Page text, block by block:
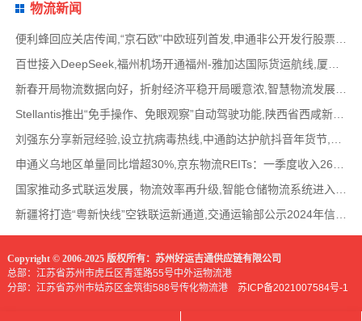
物流新闻
便利蜂回应关店传闻,“京石欧”中欧班列首发,申通非公开发行股票方案失效,老挝中通和老挝
百世接入DeepSeek,福州机场开通福州-雅加达国际货运航线,厦门拟立法保障网约配送员劳动权益
新春开局物流数据向好，折射经济平稳开局暖意浓,智慧物流发展迅猛，新一代信息技术深度融
Stellantis推出“免手操作、免眼观察”自动驾驶功能,陕西省西咸新区公示首批智能网联道路测试
新疆将打造“粤新快线”空铁联运新通道,交通运输部公示2024年信用交通典型案例,网络货运平
Copyright © 2006-2025 版权所有：苏州好运吉通供应链有限公司
总部：江苏省苏州市虎丘区青莲路55号中外运物流港
分部：江苏省苏州市姑苏区金筑街588号传化物流港 苏ICP备2021007584号-1